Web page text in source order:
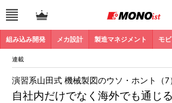
組み込み開発 メカ設計 製造マネジメント モ
連載
自社内だけでなく海外でも通じ
演習系山田式 機械製図のウソ・ホント（7